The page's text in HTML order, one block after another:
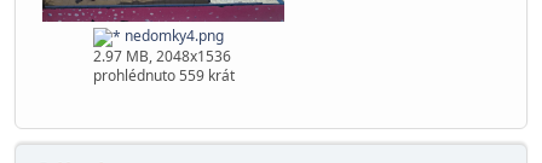
domky3.png
3.66 MB, 2048x1536